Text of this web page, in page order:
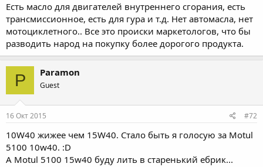
Есть масло для двигателей внутреннего сгорания, есть
трансмиссионное, есть для гура и т.д. Нет автомасла, нет
мотоциклетного.. Все это происки маркетологов, что бы
разводить народ на покупку более дорогого продукта.
P Paramon
Guest
16 Окт 2015 #72
10W40 жижее чем 15W40. Стало быть я голосую за Motul
5100 10w40. :D
А Motul 5100 15w40 буду лить в старенький ебрик...